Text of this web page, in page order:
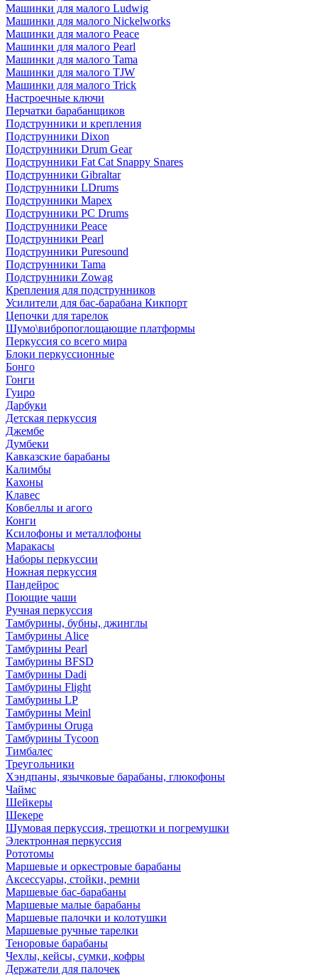
Машинки для малого Ludwig
Машинки для малого Nickelworks
Машинки для малого Peace
Машинки для малого Pearl
Машинки для малого Tama
Машинки для малого TJW
Машинки для малого Trick
Настроечные ключи
Перчатки барабанщиков
Подструнники и крепления
Подструнники Dixon
Подструнники Drum Gear
Подструнники Fat Cat Snappy Snares
Подструнники Gibraltar
Подструнники LDrums
Подструнники Mapex
Подструнники PC Drums
Подструнники Peace
Подструнники Pearl
Подструнники Puresound
Подструнники Tama
Подструнники Zowag
Крепления для подструнников
Усилители для бас-барабана Кикпорт
Цепочки для тарелок
Шумо\вибропоглощающие платформы
Перкуссия со всего мира
Блоки перкуссионные
Бонго
Гонги
Гуиро
Дарбуки
Детская перкуссия
Джембе
Думбеки
Кавказские барабаны
Калимбы
Кахоны
Клавес
Ковбеллы и агого
Конги
Ксилофоны и металлофоны
Маракасы
Наборы перкуссии
Ножная перкуссия
Пандейрос
Поющие чаши
Ручная перкуссия
Тамбурины, бубны, джинглы
Тамбурины Alice
Тамбурины Pearl
Тамбурины BFSD
Тамбурины Dadi
Тамбурины Flight
Тамбурины LP
Тамбурины Meinl
Тамбурины Oruga
Тамбурины Tycoon
Тимбалес
Треугольники
Хэндпаны, язычковые барабаны, глюкофоны
Чаймс
Шейкеры
Шекере
Шумовая перкуссия, трещотки и погремушки
Электронная перкуссия
Рототомы
Маршевые и оркестровые барабаны
Аксессуары, стойки, ремни
Маршевые бас-барабаны
Маршевые малые барабаны
Маршевые палочки и колотушки
Маршевые ручные тарелки
Теноровые барабаны
Чехлы, кейсы, сумки, кофры
Держатели для палочек